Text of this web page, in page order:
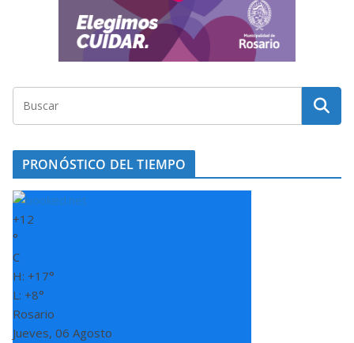
PRONÓSTICO DEL TIEMPO
+12
°
C
H: +17°
L: +8°
Rosario
Jueves, 06 Agosto